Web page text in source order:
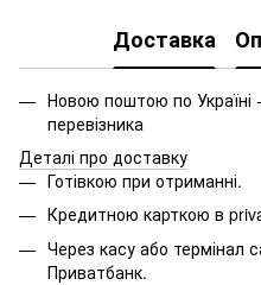
Доставка
Новою поштою по Україні
перевізника
Деталі про доставку
Готівкою при отриманні.
Кредитною карткою в
Через касу або термінал
Приватбанк.